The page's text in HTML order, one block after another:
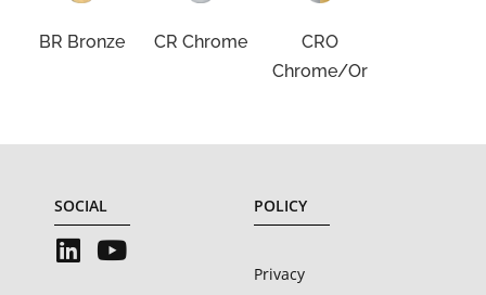
BR Bronze CR Chrome
CRO
Chrome/Or
SOCIAL POLICY
Privacy